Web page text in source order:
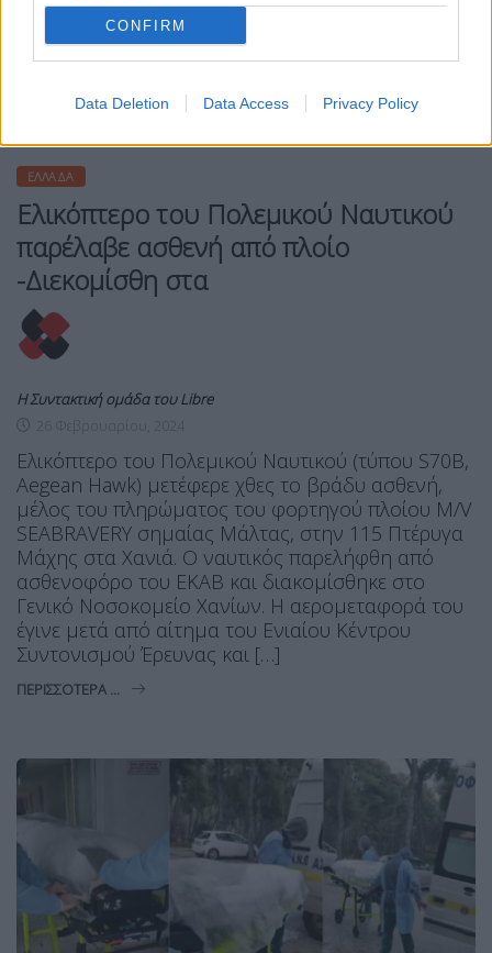
CONFIRM
Data Deletion Data Access Privacy Policy
ΕΛΛΆΔΑ
Ελικόπτερο του Πολεμικού Ναυτικού
παρέλαβε ασθενή από πλοίο
-Διεκομίσθη στα
Η Συντακτική ομάδα του Libre
Ελικόπτερο του Πολεμικού Ναυτικού (τύπου S70B,
Aegean Hawk) μετέφερε χθες το βράδυ ασθενή,
μέλος του πληρώματος του φορτηγού πλοίου M/V
SEABRAVERY σημαίας Μάλτας, στην 115 Πτέρυγα
Μάχης στα Χανιά. Ο ναυτικός παρελήφθη από
ασθενοφόρο του ΕΚΑΒ και διακομίσθηκε στο
Γενικό Νοσοκομείο Χανίων. Η αερομεταφορά του
έγινε μετά από αίτημα του Ενιαίου Κέντρου
Συντονισμού Έρευνας και […]
ΠΕΡΙΣΣΌΤΕΡΑ ...